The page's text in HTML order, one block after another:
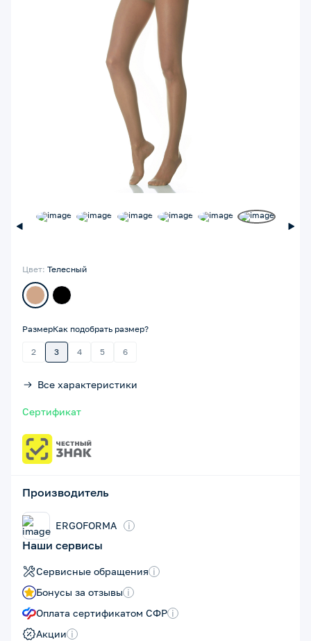
Цвет: Телесный
РазмерКак подобрать размер?
2 3 4 5 6
Все характеристики
Сертификат
Производитель
ERGOFORMA i
Наши сервисы
Сервисные обращения i
Бонусы за отзывы i
Оплата сертификатом СФР i
Акции i